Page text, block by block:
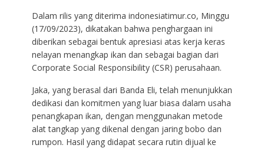
Dalam rilis yang diterima indonesiatimur.co, Minggu
(17/09/2023), dikatakan bahwa penghargaan ini
diberikan sebagai bentuk apresiasi atas kerja keras
nelayan menangkap ikan dan sebagai bagian dari
Corporate Social Responsibility (CSR) perusahaan.
Jaka, yang berasal dari Banda Eli, telah menunjukkan
dedikasi dan komitmen yang luar biasa dalam usaha
penangkapan ikan, dengan menggunakan metode
alat tangkap yang dikenal dengan jaring bobo dan
rumpon. Hasil yang didapat secara rutin dijual ke